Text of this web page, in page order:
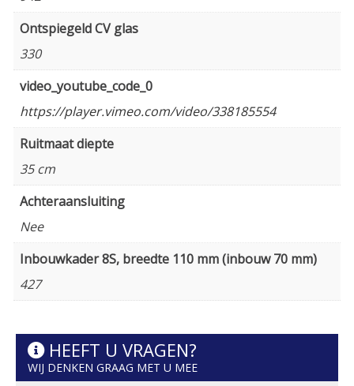
Ontspiegeld CV glas
330
video_youtube_code_0
https://player.vimeo.com/video/338185554
Ruitmaat diepte
35 cm
Achteraansluiting
Nee
Inbouwkader 8S, breedte 110 mm (inbouw 70 mm)
427
HEEFT U VRAGEN?
WIJ DENKEN GRAAG MET U MEE